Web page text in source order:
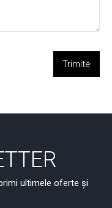
Trimite
ultimele oferte și